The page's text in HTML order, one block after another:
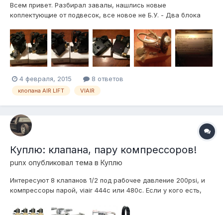
Всем привет. Разбирал завалы, нашлись новые
коплектующие от подвесок, все новое не Б.У. - Два блока
Компрессор VIAIR 380C - 8к Находится все в Москве,
отправлю ТК. Контакты: ЛС. Спасибо. p.s. На клапана скину 1-
2к е...
4 февраля, 2015 8 ответов
клопана AIR LIFT VIAIR
Куплю: клапана, пару компрессоров!
punx опубликовал тема в Куплю
Интересуют 8 клапанов 1/2 под рабочее давление 200psi, и
компрессоры парой, viair 444с или 480c. Если у кого есть,